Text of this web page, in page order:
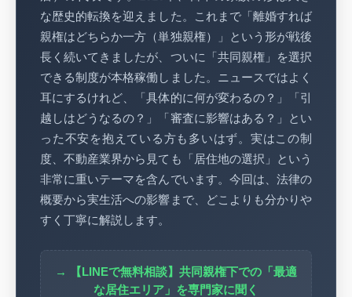
な歴史的転換を迎えました。これまで「離婚すれば
親権はどちらか一方（単独親権）」という形が戦後
長く続いてきましたが、ついに「共同親権」を選択
できる制度が本格稼働しました。ニュースではよく
耳にするけれど、「具体的に何が変わるの？」「引
越しはどうなるの？」「審査に影響はある？」とい
った不安を抱えている方も多いはず。実はこの制
度、不動産業界から見ても「居住地の選択」という
非常に重いテーマを含んでいます。今回は、法律の
概要から実生活への影響まで、どこよりも分かりや
すく丁寧に解説します。
→ 【LINEで無料相談】共同親権下での「最適
な居住エリア」を専門家に聞く